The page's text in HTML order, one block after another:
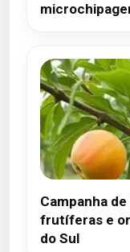
Campanha
frutíferas e
do Sul